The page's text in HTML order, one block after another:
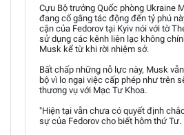
Cựu Bộ trưởng Quốc phòng Ukraine
đang cố gắng tác động đến tỷ phú
cận của Fedorov tại Kyiv nói với tờ
sử dụng các kênh liên lạc không
Musk kể từ khi rời nhiệm sở.
Bất chấp những nỗ lực này, Musk
bộ vì lo ngại việc cấp phép như trên
thương vụ với Mạc Tư Khoa.
"Hiện tại vẫn chưa có quyết định
sự của Fedorov cho biết hôm thứ Tư.